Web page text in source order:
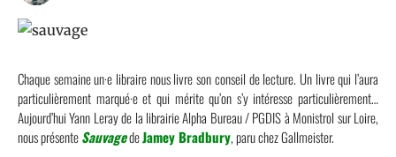
Chaque semaine un·e libraire nous livre son conseil de lecture. Un livre qui l’aura
particulièrement marqué·e et qui mérite qu’on s’y intéresse particulièrement…
Aujourd’hui Yann Leray de la librairie Alpha Bureau / PGDISà Monistrol sur Loire,
nous présenteSauvagedeJamey Bradbury, paru chezGallmeister.